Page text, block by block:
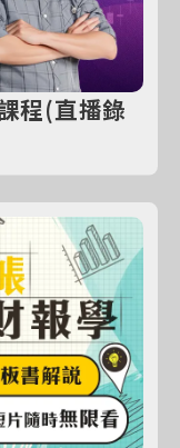
程(直播錄